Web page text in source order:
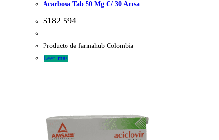
Acarbosa Tab 50 Mg C/ 30 Amsa
$182.594
Producto de farmahub Colombia
Leer más